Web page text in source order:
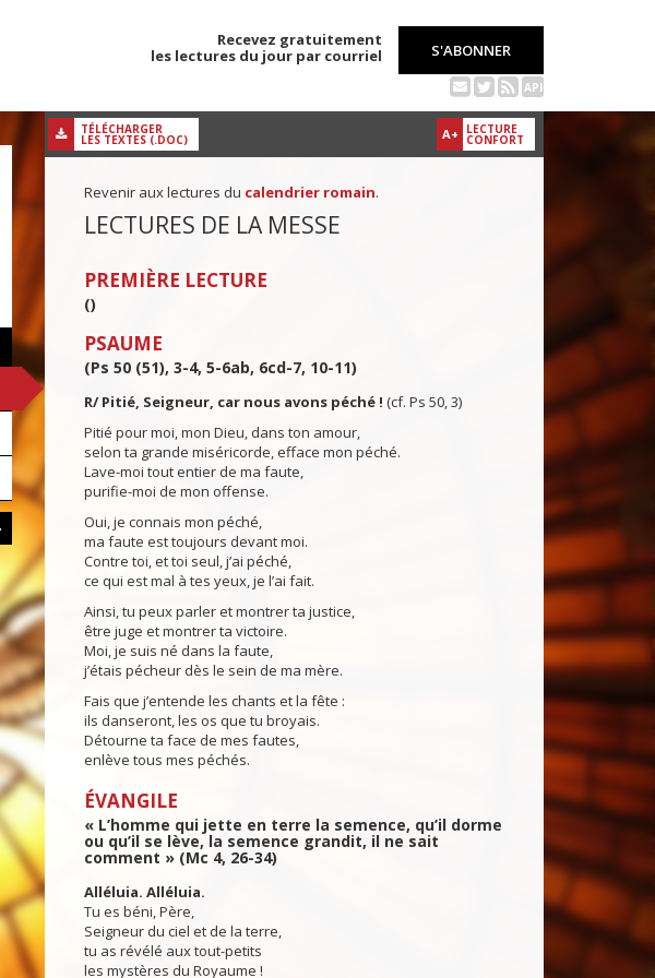
Recevez gratuitement
les lectures du jour par courriel
S'ABONNER
API
A+ LECTURE
CONFORT
TÉLÉCHARGER
LES TEXTES (.DOC)
Revenir aux lectures du calendrier romain.
LECTURES DE LA MESSE
PREMIÈRE LECTURE
()
PSAUME
(Ps 50 (51), 3-4, 5-6ab, 6cd-7, 10-11)
R/ Pitié, Seigneur, car nous avons péché ! (cf. Ps 50, 3)
Pitié pour moi, mon Dieu, dans ton amour,
selon ta grande miséricorde, efface mon péché.
Lave-moi tout entier de ma faute,
purifie-moi de mon offense.
Oui, je connais mon péché,
ma faute est toujours devant moi.
Contre toi, et toi seul, j’ai péché,
ce qui est mal à tes yeux, je l’ai fait.
Ainsi, tu peux parler et montrer ta justice,
être juge et montrer ta victoire.
Moi, je suis né dans la faute,
j’étais pécheur dès le sein de ma mère.
Fais que j’entende les chants et la fête :
ils danseront, les os que tu broyais.
Détourne ta face de mes fautes,
enlève tous mes péchés.
ÉVANGILE
« L’homme qui jette en terre la semence, qu’il dorme
ou qu’il se lève, la semence grandit, il ne sait
comment » (Mc 4, 26-34)
Alléluia. Alléluia.
Tu es béni, Père,
Seigneur du ciel et de la terre,
tu as révélé aux tout-petits
les mystères du Royaume !